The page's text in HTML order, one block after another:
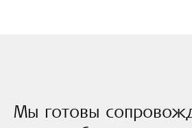
Мы готовы